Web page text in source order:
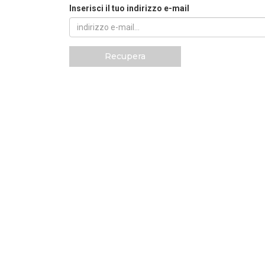
Inserisci il tuo indirizzo e-mail
Recupera